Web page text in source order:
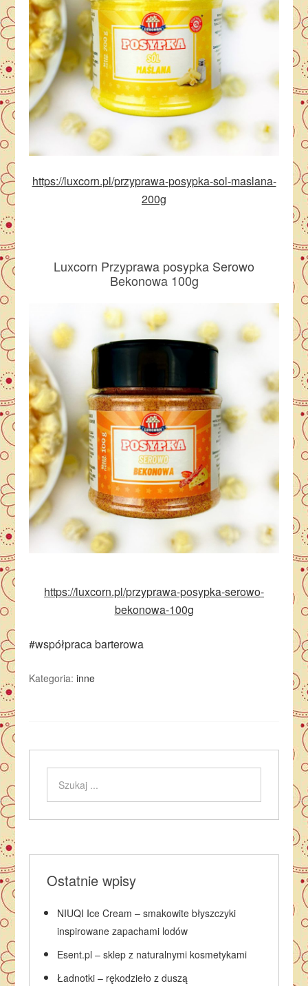
https://luxcorn.pl/przyprawa-posypka-sol-maslana-
200g
Luxcorn Przyprawa posypka Serowo
Bekonowa 100g
https://luxcorn.pl/przyprawa-posypka-serowo-
bekonowa-100g
#współpraca barterowa
Kategoria:inne
Ostatnie wpisy
NIUQI Ice Cream – smakowite błyszczyki
inspirowane zapachami lodów
Esent.pl – sklep z naturalnymi kosmetykami
Ładnotki – rękodzieło z duszą